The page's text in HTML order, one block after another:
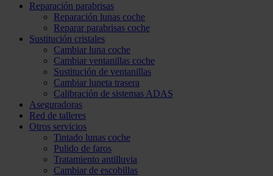
Reparación parabrisas
Reparación lunas coche
Reparar parabrisas coche
Sustitución cristales
Cambiar luna coche
Cambiar ventanillas coche
Sustitución de ventanillas
Cambiar luneta trasera
Calibración de sistemas ADAS
Aseguradoras
Red de talleres
Otros servicios
Tintado lunas coche
Pulido de faros
Tratamiento antilluvia
Cambiar de escobillas